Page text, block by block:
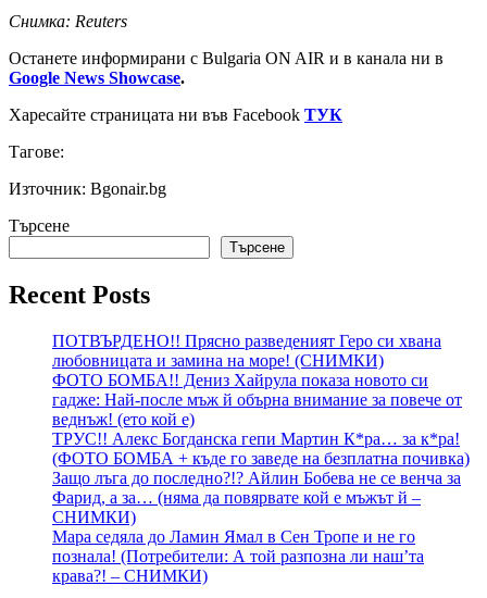
Снимка: Reuters
Останете информирани с Bulgaria ON AIR и в канала ни в
Google News Showcase.
Харесайте страницата ни във Facebook ТУК
Тагове:
Източник: Bgonair.bg
Търсене
Търсене
Recent Posts
ПОТВЪРДЕНО!! Прясно разведеният Геро си хвана
любовницата и замина на море! (СНИМКИ)
ФОТО БОМБА!! Дениз Хайрула показа новото си
гадже: Най-после мъж й обърна внимание за повече от
веднъж! (ето кой е)
ТРУС!! Алекс Богданска гепи Мартин К*ра… за к*ра!
(ФОТО БОМБА + къде го заведе на безплатна почивка)
Защо лъга до последно?!? Айлин Бобева не се венча за
Фарид, а за… (няма да повярвате кой е мъжът й –
СНИМКИ)
Мара седяла до Ламин Ямал в Сен Тропе и не го
познала! (Потребители: А той разпозна ли наш’та
крава?! – СНИМКИ)